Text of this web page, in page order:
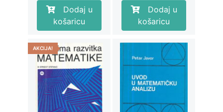
cijena
bila
je:
cijena
je:
€4,40.
Dodaj u
košaricu
Dodaj u
košaricu
AKCIJA!